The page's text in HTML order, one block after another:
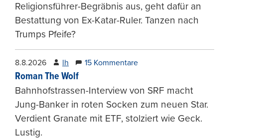
Religionsführer-Begräbnis aus, geht dafür an
Bestattung von Ex-Katar-Ruler. Tanzen nach
Trumps Pfeife?
8.8.2026 lh 15 Kommentare
Roman The Wolf
Bahnhofstrassen-Interview von SRF macht
Jung-Banker in roten Socken zum neuen Star.
Verdient Granate mit ETF, stolziert wie Geck.
Lustig.